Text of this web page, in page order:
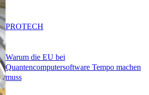
Warum die EU bei
Quantencomputersoftware Tempo machen
muss
PROTECH